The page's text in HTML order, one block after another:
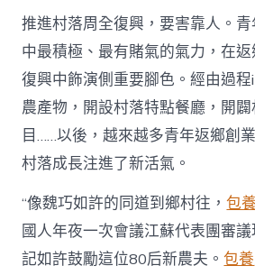
推進村落周全復興，要害靠人。
中最積極、最有賭氣的氣力，在
復興中飾演側重要腳色。經由過
農產物，開設村落特點餐廳，開
目……以後，越來越多青年返鄉創
村落成長注進了新活氣。
“像魏巧如許的同道到鄉村往，包
國人年夜一次會議江蘇代表團審
記如許鼓勵這位80后新農夫。包養